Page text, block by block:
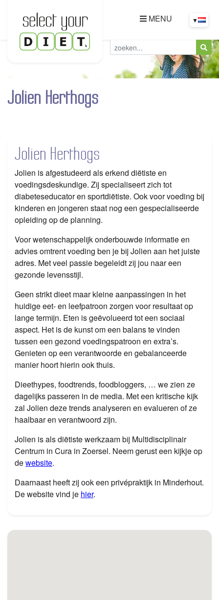
MENU ▼
Jolien Herthogs
Jolien Herthogs
Jolien is afgestudeerd als erkend diëtiste en
voedingsdeskundige. Zij specialiseert zich tot
diabeteseducator en sportdiëtiste. Ook voor voeding bij
kinderen en jongeren staat nog een gespecialiseerde
opleiding op de planning.
Voor wetenschappelijk onderbouwde informatie en
advies omtrent voeding ben je bij Jolien aan het juiste
adres. Met veel passie begeleidt zij jou naar een
gezonde levensstijl.
Geen strikt dieet maar kleine aanpassingen in het
huidige eet- en leefpatroon zorgen voor resultaat op
lange termijn. Eten is geëvolueerd tot een sociaal
aspect. Het is de kunst om een balans te vinden
tussen een gezond voedingspatroon en extra’s.
Genieten op een verantwoorde en gebalanceerde
manier hoort hierin ook thuis.
Dieethypes, foodtrends, foodbloggers, … we zien ze
dagelijks passeren in de media. Met een kritische kijk
zal Jolien deze trends analyseren en evalueren of ze
haalbaar en verantwoord zijn.
Jolien is als diëtiste werkzaam bij Multidisciplinair
Centrum in Cura in Zoersel. Neem gerust een kijkje op
dewebsite.
Daarnaast heeft zij ook een privépraktijk in Minderhout.
De website vind je hier.